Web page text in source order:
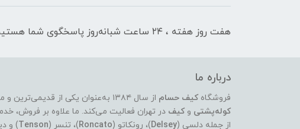
هفت روز هفته ، ۲۴ ساعت شبانه‌روز پاسخگوی شما هستیم
درباره ما
فروشگاه کیف حسام از سال ۱۳۸۴ به‌عنوان یکی از قدیمی‌ترین و معتبرترین مراکز عرضه‌ی انواع
کوله‌پشتی و کیف در تهران فعالیت می‌کند. ما علاوه بر فروش،
از جمله دلسی (Delsey)، رونکاتو (Roncato)، تنسر (Tenson) و